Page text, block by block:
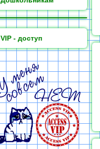
VIP - доступ